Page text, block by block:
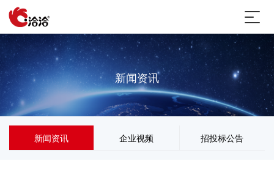
新闻资讯
新闻资讯 企业视频 招投标公告